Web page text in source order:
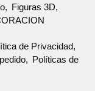
Figuras 3D
de Privacidad
Políticas de